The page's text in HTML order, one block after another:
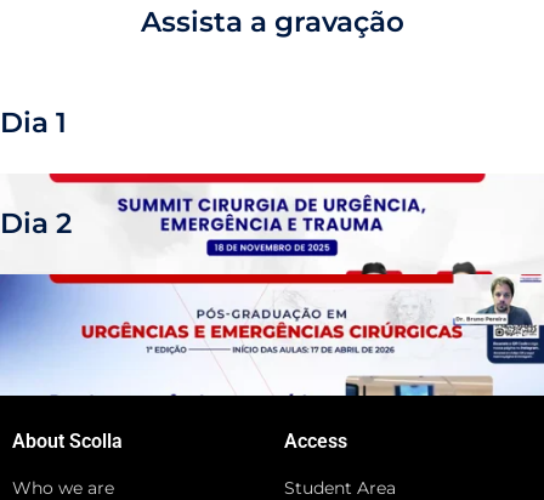
Assista a gravação
Dia 1
Dia 2
About Scolla
Who we are
Access
Student Area